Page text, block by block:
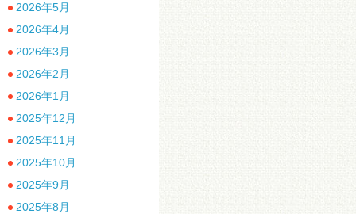
2026年5月
2026年4月
2026年3月
2026年2月
2026年1月
2025年12月
2025年11月
2025年10月
2025年9月
2025年8月